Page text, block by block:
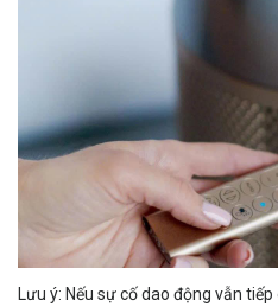
Lưu ý: Nếu sự cố dao động vẫn